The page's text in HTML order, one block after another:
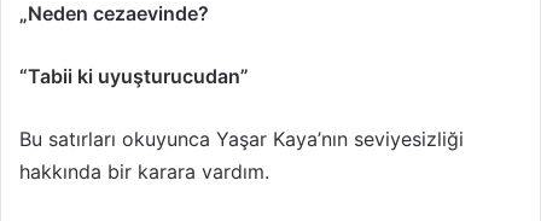
„Neden cezaevinde?
“Tabii ki uyuşturucudan”
Bu satırları okuyunca Yaşar Kaya’nın seviyesizliği
hakkında bir karara vardım.